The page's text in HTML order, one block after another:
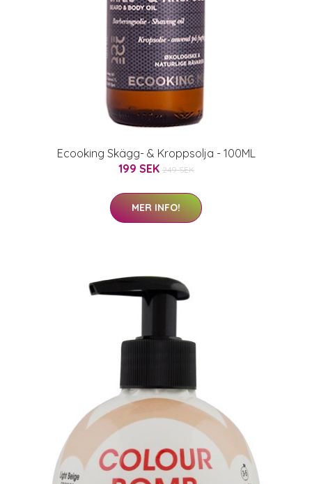
Ecooking Skägg- & Kroppsolja - 100ML
199 SEK 249 SEK
MER INFO!